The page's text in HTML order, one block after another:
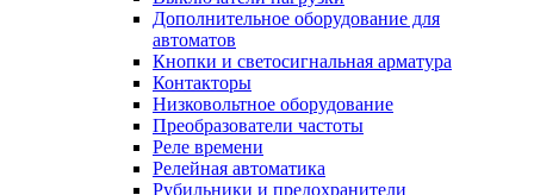
Дополнительное оборудование для
автоматов
Кнопки и светосигнальная арматура
Контакторы
Низковольтное оборудование
Преобразователи частоты
Реле времени
Релейная автоматика
Рубильники и предохранители